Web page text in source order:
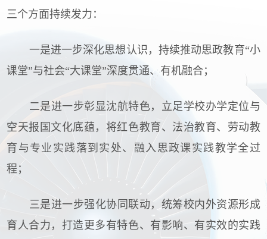
三个方面持续发力：
一是进一步深化思想认识，持续推动思政教育“小
课堂”与社会“大课堂”深度贯通、有机融合；
二是进一步彰显沈航特色，立足学校办学定位与
空天报国文化底蕴，将红色教育、法治教育、劳动教
育与专业实践落到实处、融入思政课实践教学全过
程；
三是进一步强化协同联动，统筹校内外资源形成
育人合力，打造更多有特色、有影响、有实效的实践